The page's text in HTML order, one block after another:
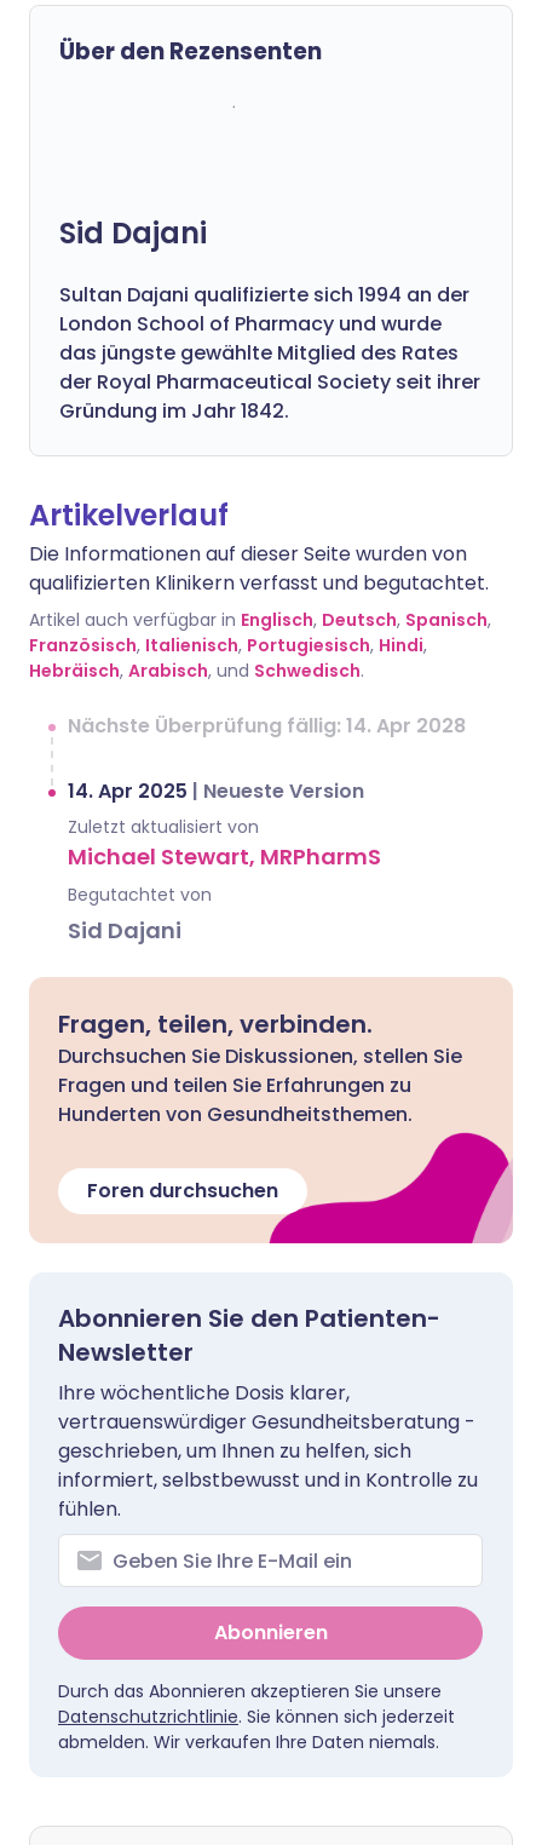
Über den Rezensenten
Sid Dajani
Sultan Dajani qualifizierte sich 1994 an der
London School of Pharmacy und wurde
das jüngste gewählte Mitglied des Rates
der Royal Pharmaceutical Society seit ihrer
Gründung im Jahr 1842.
Artikelverlauf
Die Informationen auf dieser Seite wurden von
qualifizierten Klinikern verfasst und begutachtet.
Artikel auch verfügbar in Englisch, Deutsch, Spanisch,
Französisch, Italienisch, Portugiesisch, Hindi,
Hebräisch, Arabisch, und Schwedisch.
Nächste Überprüfung fällig: 14. Apr 2028
14. Apr 2025 | Neueste Version
Zuletzt aktualisiert von
Michael Stewart, MRPharmS
Begutachtet von
Sid Dajani
Fragen, teilen, verbinden.
Durchsuchen Sie Diskussionen, stellen Sie
Fragen und teilen Sie Erfahrungen zu
Hunderten von Gesundheitsthemen.
Foren durchsuchen
Abonnieren Sie den Patienten-
Newsletter
Ihre wöchentliche Dosis klarer,
vertrauenswürdiger Gesundheitsberatung -
geschrieben, um Ihnen zu helfen, sich
informiert, selbstbewusst und in Kontrolle zu
fühlen.
Abonnieren
Durch das Abonnieren akzeptieren Sie unsere
Datenschutzrichtlinie. Sie können sich jederzeit
abmelden. Wir verkaufen Ihre Daten niemals.